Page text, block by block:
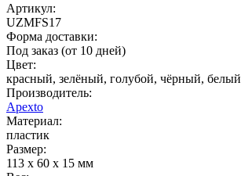
Артикул:
UZMFS17
Форма доставки:
Под заказ (от 10 дней)
Цвет:
красный, зелёный, голубой, чёрный, белый
Производитель:
Apexto
Материал:
пластик
Размер:
113 x 60 x 15 мм